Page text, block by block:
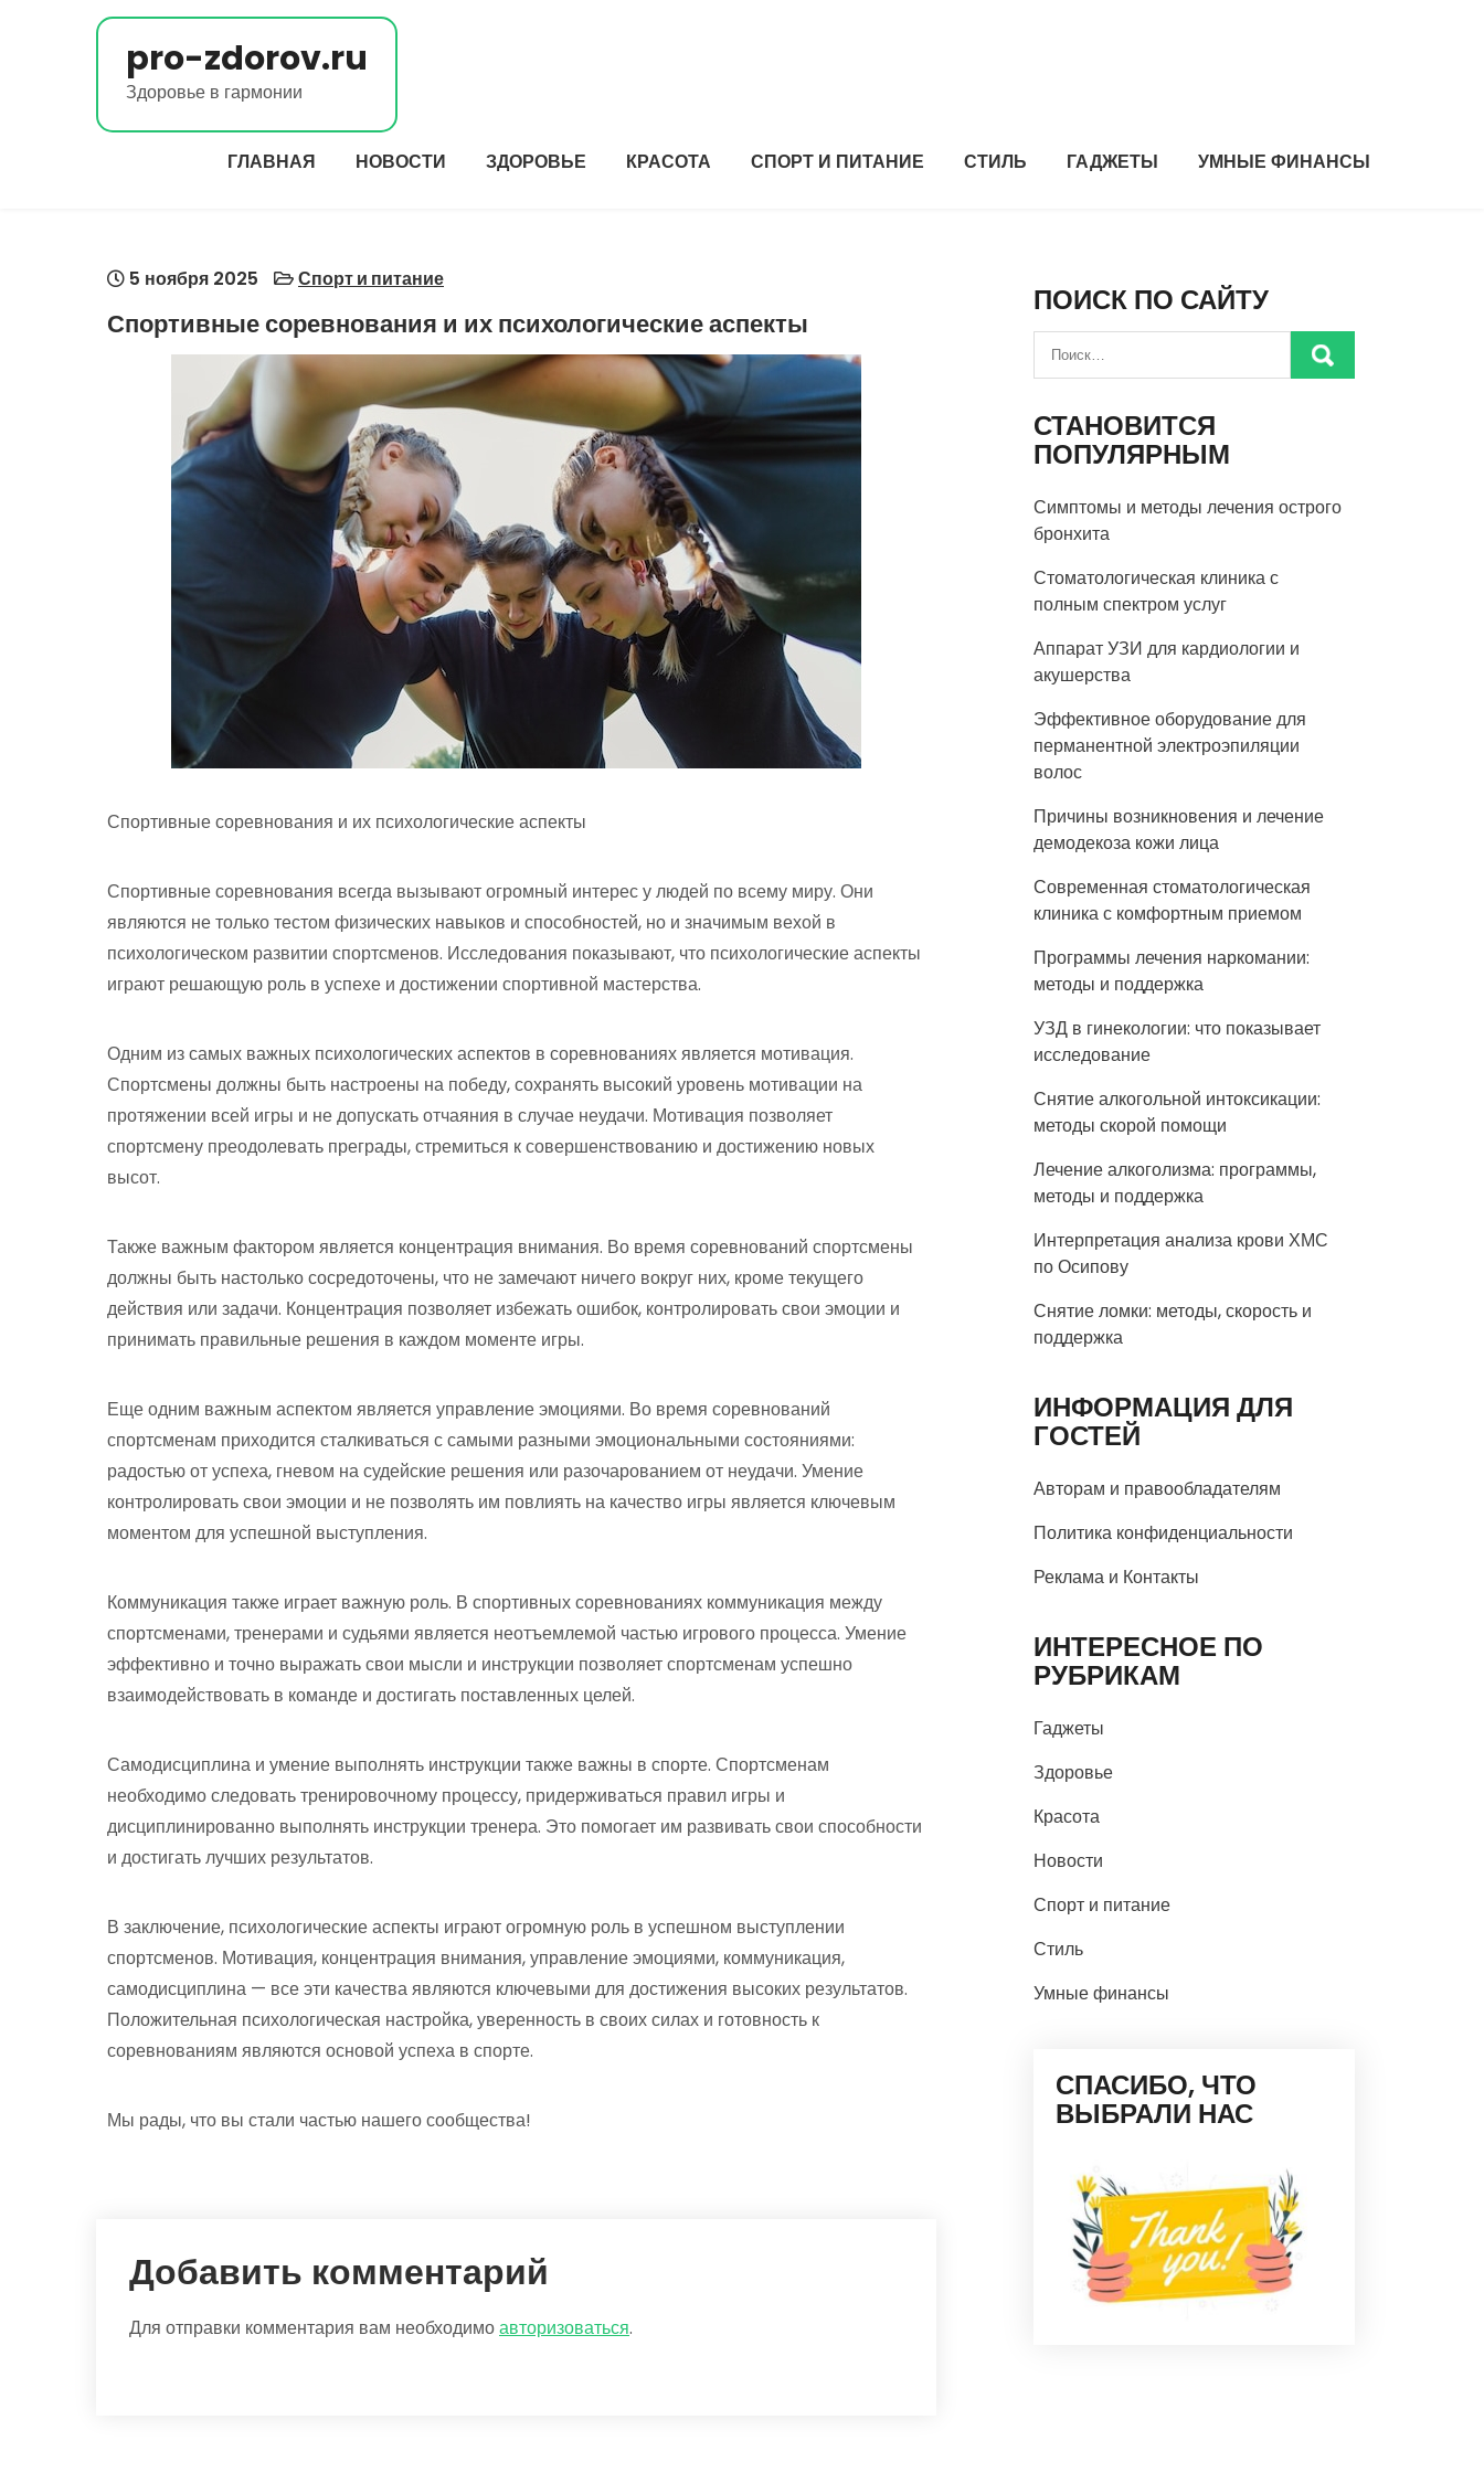
pro-zdorov.ru
Здоровье в гармонии
ГЛАВНАЯ НОВОСТИ ЗДОРОВЬЕ КРАСОТА СПОРТ И ПИТАНИЕ СТИЛЬ ГАДЖЕТЫ УМНЫЕ ФИНАНСЫ
5 ноября 2025 Спорт и питание
Спортивные соревнования и их психологические аспекты
Спортивные соревнования и их психологические аспекты
Спортивные соревнования всегда вызывают огромный интерес у людей по всему миру. Они
являются не только тестом физических навыков и способностей, но и значимым вехой в
психологическом развитии спортсменов. Исследования показывают, что психологические аспекты
играют решающую роль в успехе и достижении спортивной мастерства.
Одним из самых важных психологических аспектов в соревнованиях является мотивация.
Спортсмены должны быть настроены на победу, сохранять высокий уровень мотивации на
протяжении всей игры и не допускать отчаяния в случае неудачи. Мотивация позволяет
спортсмену преодолевать преграды, стремиться к совершенствованию и достижению новых
высот.
Также важным фактором является концентрация внимания. Во время соревнований спортсмены
должны быть настолько сосредоточены, что не замечают ничего вокруг них, кроме текущего
действия или задачи. Концентрация позволяет избежать ошибок, контролировать свои эмоции и
принимать правильные решения в каждом моменте игры.
Еще одним важным аспектом является управление эмоциями. Во время соревнований
спортсменам приходится сталкиваться с самыми разными эмоциональными состояниями:
радостью от успеха, гневом на судейские решения или разочарованием от неудачи. Умение
контролировать свои эмоции и не позволять им повлиять на качество игры является ключевым
моментом для успешной выступления.
Коммуникация также играет важную роль. В спортивных соревнованиях коммуникация между
спортсменами, тренерами и судьями является неотъемлемой частью игрового процесса. Умение
эффективно и точно выражать свои мысли и инструкции позволяет спортсменам успешно
взаимодействовать в команде и достигать поставленных целей.
Самодисциплина и умение выполнять инструкции также важны в спорте. Спортсменам
необходимо следовать тренировочному процессу, придерживаться правил игры и
дисциплинированно выполнять инструкции тренера. Это помогает им развивать свои способности
и достигать лучших результатов.
В заключение, психологические аспекты играют огромную роль в успешном выступлении
спортсменов. Мотивация, концентрация внимания, управление эмоциями, коммуникация,
самодисциплина — все эти качества являются ключевыми для достижения высоких результатов.
Положительная психологическая настройка, уверенность в своих силах и готовность к
соревнованиям являются основой успеха в спорте.
Мы рады, что вы стали частью нашего сообщества!
Добавить комментарий
Для отправки комментария вам необходимоавторизоваться.
ПОИСК ПО САЙТУ
СТАНОВИТСЯ
ПОПУЛЯРНЫМ
Симптомы и методы лечения острого
бронхита
Стоматологическая клиника с
полным спектром услуг
Аппарат УЗИ для кардиологии и
акушерства
Эффективное оборудование для
перманентной электроэпиляции
волос
Причины возникновения и лечение
демодекоза кожи лица
Современная стоматологическая
клиника с комфортным приемом
Программы лечения наркомании:
методы и поддержка
УЗД в гинекологии: что показывает
исследование
Снятие алкогольной интоксикации:
методы скорой помощи
Лечение алкоголизма: программы,
методы и поддержка
Интерпретация анализа крови ХМС
по Осипову
Снятие ломки: методы, скорость и
поддержка
ИНФОРМАЦИЯ ДЛЯ
ГОСТЕЙ
Авторам и правообладателям
Политика конфиденциальности
Реклама и Контакты
ИНТЕРЕСНОЕ ПО
РУБРИКАМ
Гаджеты
Здоровье
Красота
Новости
Спорт и питание
Стиль
Умные финансы
СПАСИБО, ЧТО
ВЫБРАЛИ НАС